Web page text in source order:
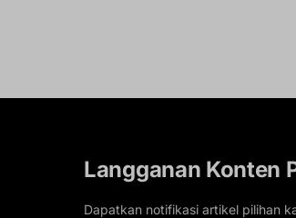
Langganan Konten
Dapatkan notifikasi artikel pilihan